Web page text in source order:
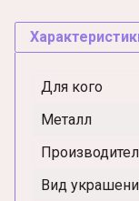
Для кого
Металл
Вид